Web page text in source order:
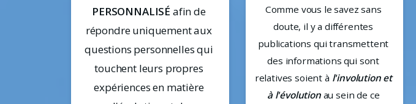
PERSONNALISÉ afin de
répondre uniquement aux
questions personnelles qui
touchent leurs propres
expériences en matière
Comme vous le savez sans
doute, il y a différentes
publications qui transmettent
des informations qui sont
relatives soient à l'involution et
à l'évolution au sein de ce